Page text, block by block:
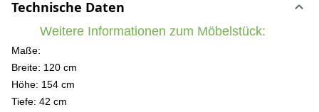
Technische Daten
Weitere Informationen zum Möbelstück:
Maße:
Breite: 120 cm
Höhe: 154 cm
Tiefe: 42 cm